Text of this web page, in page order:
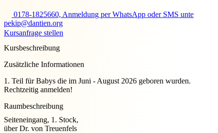
0178-1825660, Anmeldung per WhatsApp oder SMS unte
pekip@dantien.org
Kursanfrage stellen
Kursbeschreibung
Zusätzliche Informationen
1. Teil für Babys die im Juni - August 2026 geboren wurden.
Rechtzeitig anmelden!
Raumbeschreibung
Seiteneingang, 1. Stock,
über Dr. von Treuenfels